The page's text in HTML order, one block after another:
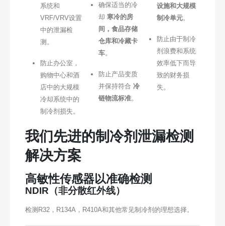
系统和
VRF/VRV设置
中的泄漏检
测。
防止办公室，
购物中心和酒
店中的大规模
冷却系统中的
制冷剂损失。
确保适当的冷
却 寒冷的房
间，食品存储
仓库和冷藏卡
车。
防止产品变质
并保持符合 冷
链物流标准。
设施和大规模
制冷单元。
防止由于制冷
剂浪费和系统
效率低下而导
致的财务损
失。
我们先进的制冷剂泄漏检测
解决方案
高敏性传感器以准确检测
NDIR（非分散红外线）
检测R32，R134A，R410A和其他常见制冷剂的理想选择。